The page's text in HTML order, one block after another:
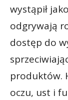
wystąpił
odgrywają
dostęp do
produktów.
oczu, ust i